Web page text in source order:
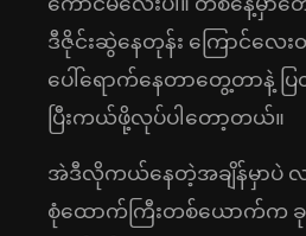
ဒီဇိုင်းဆွဲနေတုန်း ကြောင်လေး
ပေါ်ရောက်နေတာတွေ့တာနဲ့
ပြီးကယ်ဖို့လုပ်ပါ‌တော့တယ်။
အဲဒီလိုကယ်နေတဲ့အချိန်မှာပဲ
စုံထောက်ကြီးတစ်ယောက်က ခု